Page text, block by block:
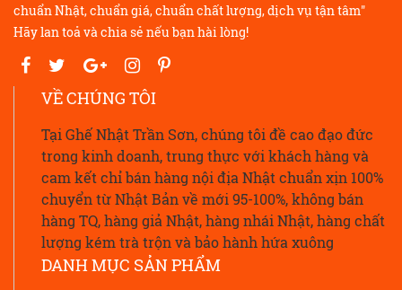
chuẩn Nhật, chuẩn giá, chuẩn chất lượng, dịch vụ tận tâm"
Hãy lan toả và chia sẻ nếu bạn hài lòng!
VỀ CHÚNG TÔI
Tại Ghế Nhật Trần Sơn, chúng tôi đề cao đạo đức
trong kinh doanh, trung thực với khách hàng và
cam kết chỉ bán hàng nội địa Nhật chuẩn xịn 100%
chuyển từ Nhật Bản về mới 95-100%, không bán
hàng TQ, hàng giả Nhật, hàng nhái Nhật, hàng chất
lượng kém trà trộn và bảo hành hứa xuông
DANH MỤC SẢN PHẨM